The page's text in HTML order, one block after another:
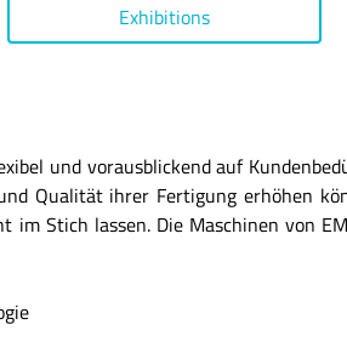
Exhibitions
und vorausblickend auf
Qualität ihrer Fertigung erhöhen
Stich lassen. Die Maschinen von